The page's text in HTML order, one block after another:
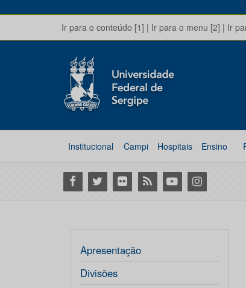
Ir para o conteúdo [1] | Ir para o menu [2] | Ir
Institucional Campi Hospitais Ensino
Facebook
Twitter Flickr RSS YoutubeInstagram
Apresentação
Divisões